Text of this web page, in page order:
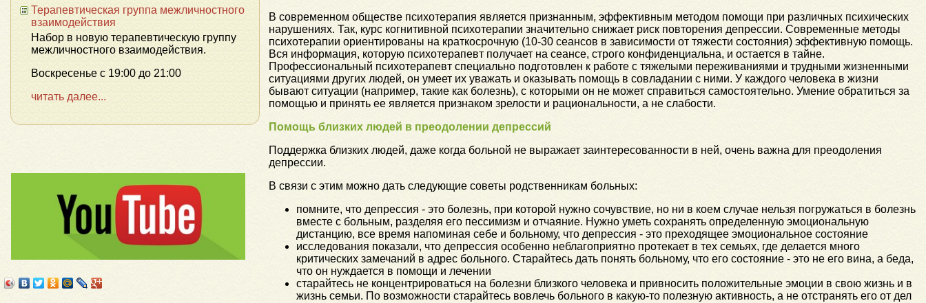
В современном обществе психотерапия является признанным, эффективным методом помощи при различных психических
нарушениях. Так, курс когнитивной психотерапии значительно снижает риск повторения депрессии. Современные методы
психотерапии ориентированы на краткосрочную (10-30 сеансов в зависимости от тяжести состояния) эффективную помощь.
Вся информация, которую психотерапевт получает на сеансе, строго конфиденциальна, и остается в тайне.
Профессиональный психотерапевт специально подготовлен к работе с тяжелыми переживаниями и трудными жизненными
ситуациями других людей, он умеет их уважать и оказывать помощь в совладании с ними. У каждого человека в жизни
бывают ситуации (например, такие как болезнь), с которыми он не может справиться самостоятельно. Умение обратиться за
помощью и принять ее является признаком зрелости и рациональности, а не слабости.
Помощь близких людей в преодолении депрессий
Поддержка близких людей, даже когда больной не выражает заинтересованности в ней, очень важна для преодоления
депрессии.
В связи с этим можно дать следующие советы родственникам больных:
помните, что депрессия - это болезнь, при которой нужно сочувствие, но ни в коeм случае нельзя погружаться в болезнь
вместе с больным, разделяя его пессимизм и отчаяние. Нужно уметь сохранять определенную эмоциональную
дистанцию, все время напоминая себе и больному, что депрессия - это преходящее эмоциональное состояние
исследования показали, что депрессия особенно неблагоприятно протекает в тех семьях, где делается много
критических замечаний в адрес больного. Старайтесь дать понять больному, что его состояние - это не его вина, а беда,
что он нуждается в помощи и лечении
старайтесь не концентрироваться на болезни близкого человека и привносить положительные эмоции в свою жизнь и в
жизнь семьи. По возможности старайтесь вовлечь больного в какую-то полезную активность, а не отстранять его от дел
Терапевтическая группа межличностного
взаимодействия
Набор в новую терапевтическую группу
межличностного взаимодействия.
Воскресенье с 19:00 до 21:00
читать далее...